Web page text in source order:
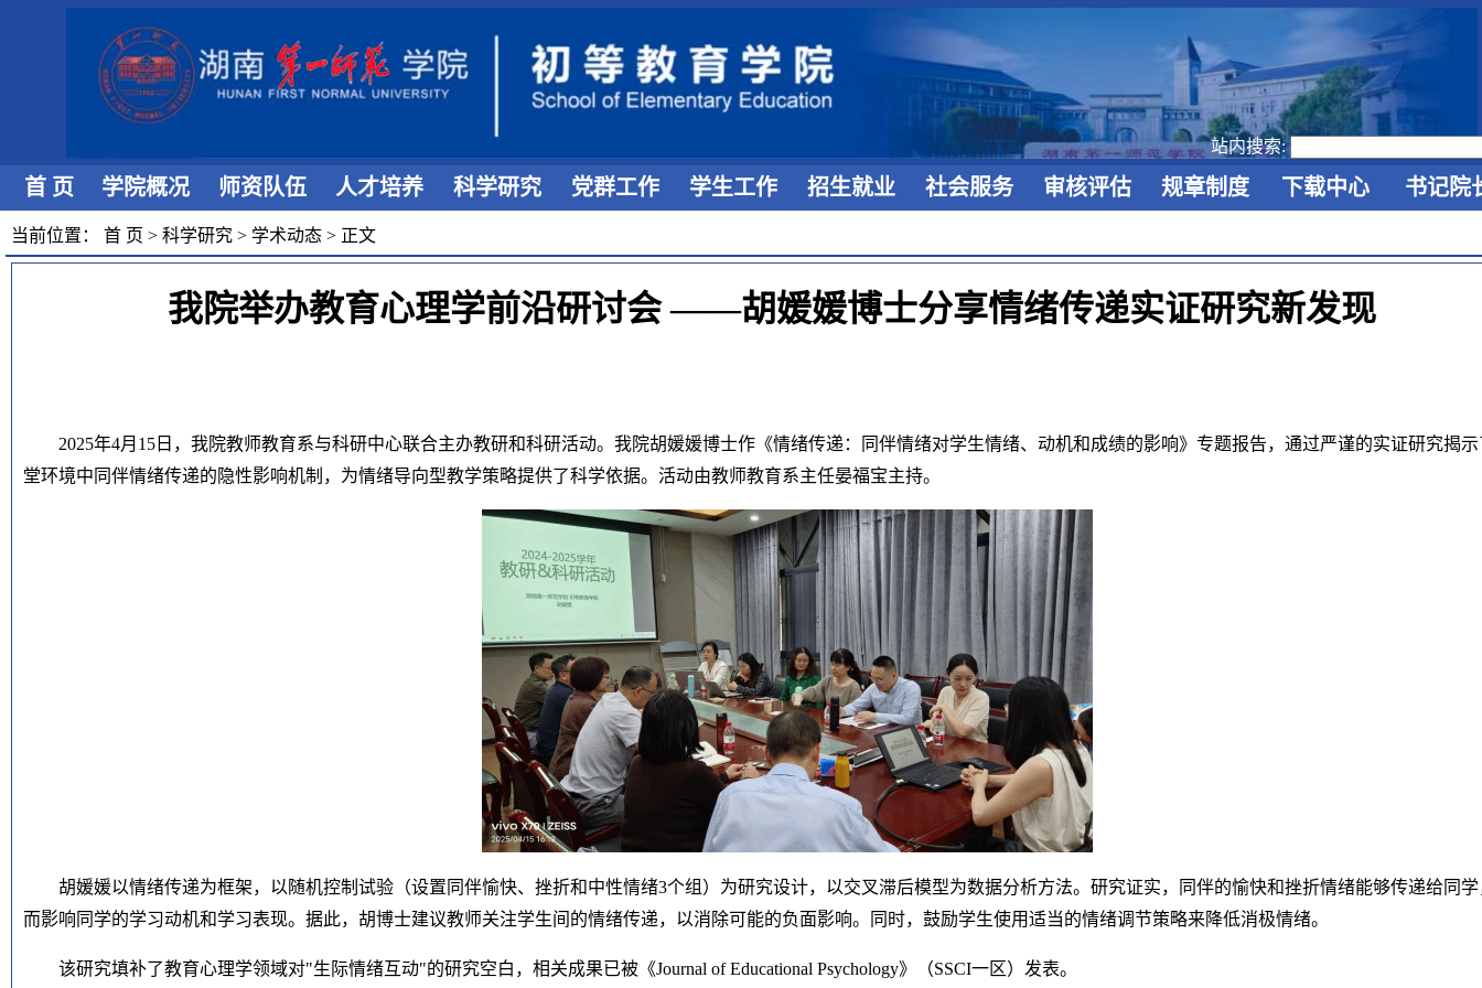
站内搜索:
首 页 学院概况 师资队伍 人才培养 科学研究 党群工作 学生工作 招生就业 社会服务 审核评估 规章制度 下载中心 书记院
当前位置： 首 页 > 科学研究 > 学术动态 > 正文
我院举办教育心理学前沿研讨会 ——胡媛媛博士分享情绪传递实证研究新发现
2025年4月15日， 我院教师教育系与科研中心联合主办教研和科研活动。 我院胡媛媛博士作《情绪传递：同伴情绪对学生情绪、动机和成绩的影响》 专题报告，通过严谨的实证研究揭
堂环境中同伴情绪传递的隐性影响机制，为情绪导向型教学策略提供了科学依据。 活动由教师教育系主任晏福宝主持。
胡媛媛以情绪传递为框架， 以随机控制试验 （设置 同伴愉快、挫折和中性情绪3个组）为研究设计，以交叉滞后模型为数据分析方法。 研究证实，
同伴的愉快和挫折情绪能够传递给同
而影响同学的学习动机和学习表现。据此， 胡博士建议教师关注学生间的情绪传递， 以消除可能的负面影响。同时， 鼓励学生使用适当的情绪调节策略来降低消极情绪。
该研究填补了教育心理学领域对"生际情绪互动"的研究空白，相关成果已被 《Journal of Educational Psychology》（SSCI一区） 发表。